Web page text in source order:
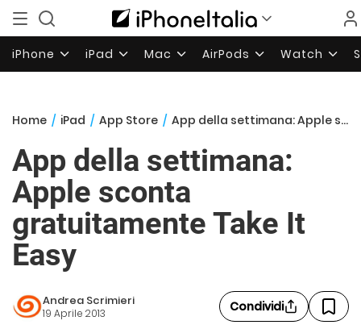
iPhone iPad Mac AirPods Watch
Home / iPad / App Store / App della settimana: Apple sconta gratuitamente Take It Easy
App della settimana:
Apple sconta
gratuitamente Take It
Easy
Andrea Scrimieri
19 Aprile 2013 Condividi